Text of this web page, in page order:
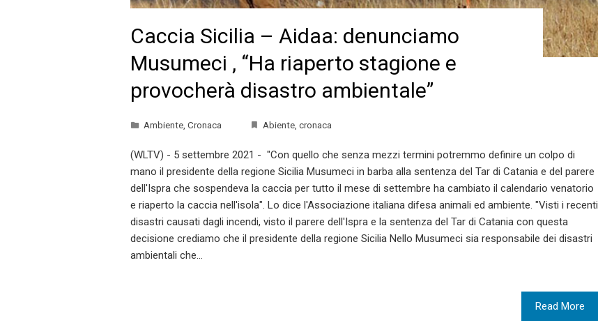
Caccia Sicilia – Aidaa: denunciamo
Musumeci , “Ha riaperto stagione e
provocherà disastro ambientale”
Ambiente Cronaca Abiente cronaca
(WLTV) - 5 settembre 2021 - "Con quello che senza mezzi termini potremmo definire un colpo di
mano il presidente della regione Sicilia Musumeci in barba alla sentenza del Tar di Catania e del parere
dell'Ispra che sospendeva la caccia per tutto il mese di settembre ha cambiato il calendario venatorio
e riaperto la caccia nell'isola". Lo dice l'Associazione italiana difesa animali ed ambiente. "Visti i recenti
disastri causati dagli incendi, visto il parere dell'Ispra e la sentenza del Tar di Catania con questa
decisione crediamo che il presidente della regione Sicilia Nello Musumeci sia responsabile dei disastri
ambientali che…
Read More